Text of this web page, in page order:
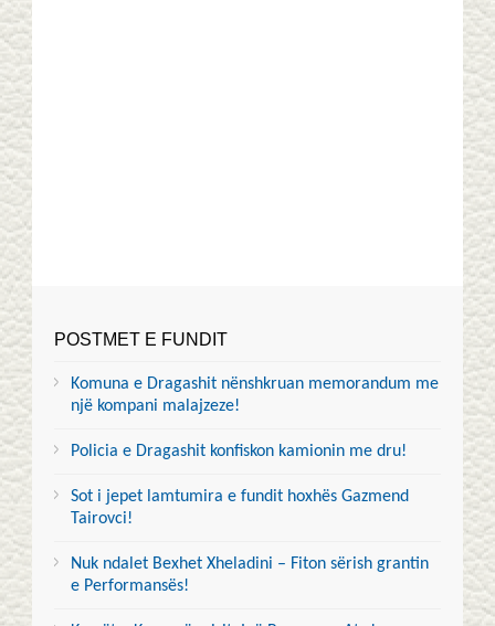
POSTMET E FUNDIT
Komuna e Dragashit nënshkruan memorandum me
një kompani malajzeze!
Policia e Dragashit konfiskon kamionin me dru!
Sot i jepet lamtumira e fundit hoxhës Gazmend
Tairovci!
Nuk ndalet Bexhet Xheladini – Fiton sërish grantin
e Performansës!